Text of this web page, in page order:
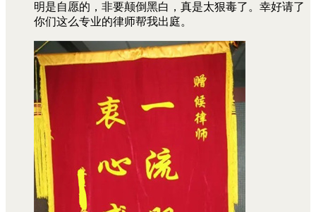
明是自愿的，非要颠倒黑白，真是太狠毒了。幸好请了
你们这么专业的律师帮我出庭。